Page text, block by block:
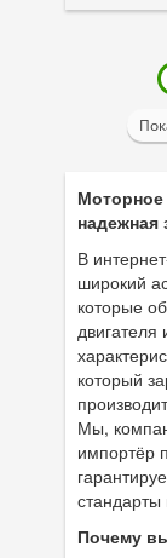
надежная
В
широкий
которые
который
Мы,
импортёр
стандарты
Почему